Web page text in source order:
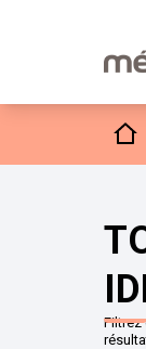
Filtrez